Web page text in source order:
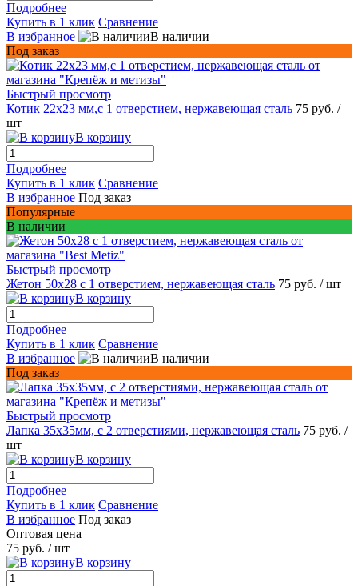
Подробнее
Купить в 1 клик Сравнение
В избранное
В наличии
Под заказ
Быстрый просмотр
Котик 22x23 мм,с 1 отверстием, нержавеющая сталь 75 руб. /
шт
В корзину
Подробнее
Купить в 1 клик Сравнение
В избранное Под заказ
Популярные
В наличии
Быстрый просмотр
Жетон 50x28 с 1 отверстием, нержавеющая сталь 75 руб. / шт
В корзину
Подробнее
Купить в 1 клик Сравнение
В избранное
В наличии
Под заказ
Быстрый просмотр
Лапка 35х35мм, с 2 отверстиями, нержавеющая сталь 75 руб. /
шт
В корзину
Подробнее
Купить в 1 клик Сравнение
В избранное Под заказ
Оптовая цена
75 руб. / шт
В корзину